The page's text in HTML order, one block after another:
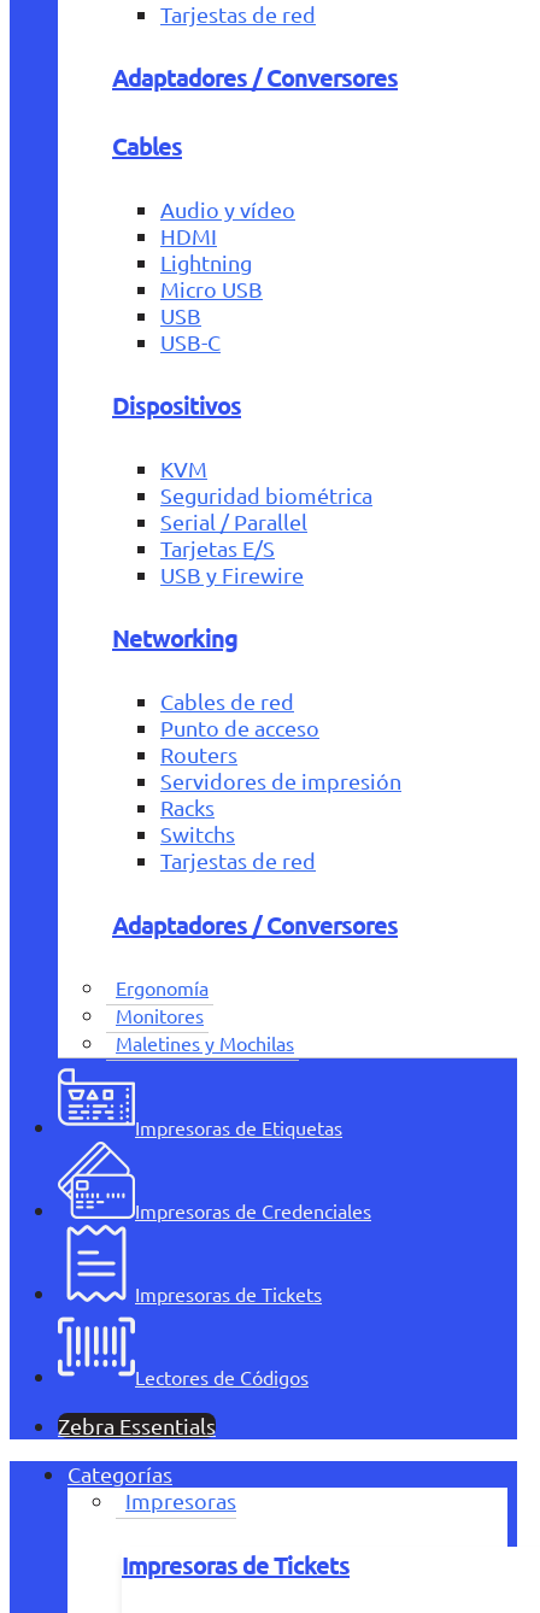
Tarjestas de red
Adaptadores / Conversores
Cables
Audio y vídeo
HDMI
Lightning
Micro USB
USB
USB-C
Dispositivos
KVM
Seguridad biométrica
Serial / Parallel
Tarjetas E/S
USB y Firewire
Networking
Cables de red
Punto de acceso
Routers
Servidores de impresión
Racks
Switchs
Tarjestas de red
Adaptadores / Conversores
Ergonomía
Monitores
Maletines y Mochilas
Impresoras de Etiquetas
Impresoras de Credenciales
Impresoras de Tickets
Lectores de Códigos
Zebra Essentials
Categorías
Impresoras
Impresoras de Tickets